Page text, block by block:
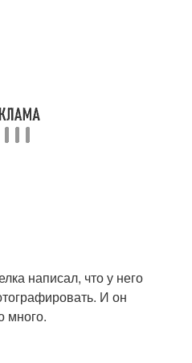
написал, что у него
И он
много.